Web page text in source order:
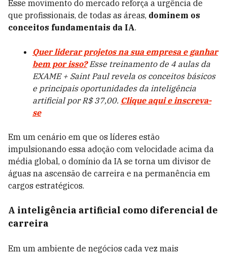
Esse movimento do mercado reforça a urgência de
que profissionais, de todas as áreas, dominem os
conceitos fundamentais da IA.
Quer liderar projetos na sua empresa e ganhar
bem por isso?Esse treinamento de 4 aulas da
EXAME + Saint Paul revela os conceitos básicos
e principais oportunidades da inteligência
artificial por R$ 37,00. Clique aqui e inscreva-
se
Em um cenário em que os líderes estão
impulsionando essa adoção com velocidade acima da
média global, o domínio da IA se torna um divisor de
águas na ascensão de carreira e na permanência em
cargos estratégicos.
A inteligência artificial como diferencial de
carreira
Em um ambiente de negócios cada vez mais